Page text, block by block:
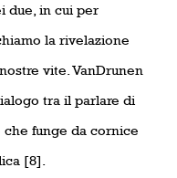
due, in cui per
la rivelazione
vite. VanDrunen
tra il parlare di
che funge da cornice
[8].